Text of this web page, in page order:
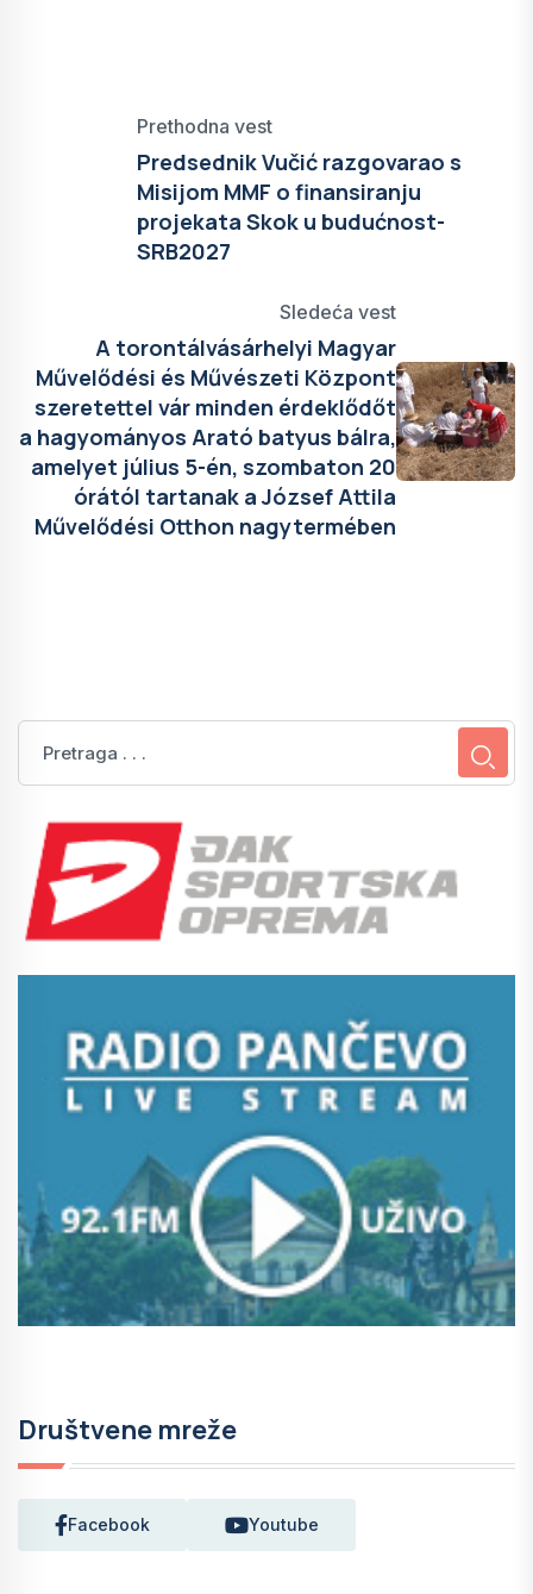
Prethodna vest
Predsednik Vučić razgovarao s
Misijom MMF o finansiranju
projekata Skok u budućnost-
SRB2027
Sledeća vest
A torontálvásárhelyi Magyar
Művelődési és Művészeti Központ
szeretettel vár minden érdeklődőt
a hagyományos Arató batyus bálra,
amelyet július 5-én, szombaton 20
órától tartanak a József Attila
Művelődési Otthon nagytermében
Društvene mreže
Facebook Youtube